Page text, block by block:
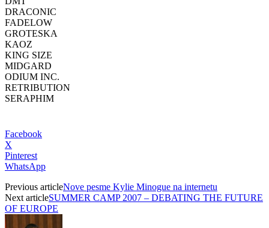
DRACONIC
FADELOW
GROTESKA
KAOZ
KING SIZE
MIDGARD
ODIUM INC.
RETRIBUTION
SERAPHIM
Facebook
X
Pinterest
WhatsApp
Previous articleNove pesme Kylie Minogue na internetu
Next articleSUMMER CAMP 2007 – DEBATING THE FUTURE
OF EUROPE